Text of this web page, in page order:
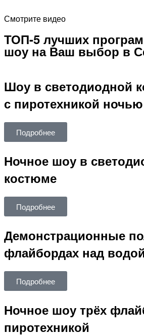
Смотрите видео
ТОП-5 лучших
шоу на Ваш выбор в
Шоу в светодиодной
с пиротехникой ночью
Подробнее
Ночное шоу в
костюме
Подробнее
Демонстрационные
флайбордах над
Подробнее
Ночное шоу трёх
пиротехникой